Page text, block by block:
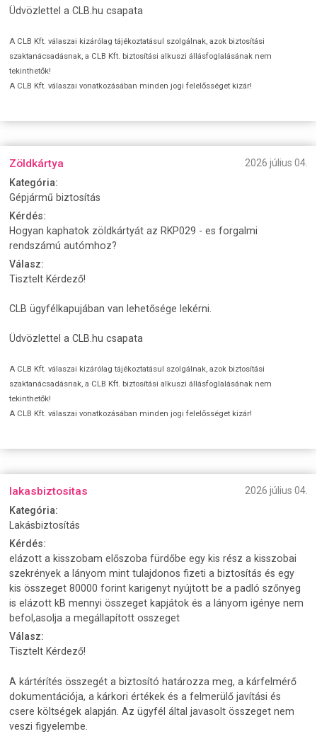
Üdvözlettel a CLB.hu csapata
A CLB Kft. válaszai kizárólag tájékoztatásul szolgálnak, azok biztosítási
szaktanácsadásnak, a CLB Kft. biztosítási alkuszi állásfoglalásának nem
tekinthetők!
A CLB Kft. válaszai vonatkozásában minden jogi felelősséget kizár!
Zöldkártya
2026 július 04.
Kategória:
Gépjármű biztosítás
Kérdés:
Hogyan kaphatok zöldkártyát az RKP029 - es forgalmi
rendszámú autómhoz?
Válasz:
Tisztelt Kérdező!
CLB ügyfélkapujában van lehetősége lekérni.
Üdvözlettel a CLB.hu csapata
A CLB Kft. válaszai kizárólag tájékoztatásul szolgálnak, azok biztosítási
szaktanácsadásnak, a CLB Kft. biztosítási alkuszi állásfoglalásának nem
tekinthetők!
A CLB Kft. válaszai vonatkozásában minden jogi felelősséget kizár!
lakasbiztositas
2026 július 04.
Kategória:
Lakásbiztosítás
Kérdés:
elázott a kisszobam előszoba fürdőbe egy kis rész a kisszobai
szekrények a lányom mint tulajdonos fizeti a biztosítás és egy
kis összeget 80000 forint karigenyt nyújtott be a padló szőnyeg
is elázott kB mennyi összeget kapjátok és a lányom igénye nem
befol,asolja a megállapított osszeget
Válasz:
Tisztelt Kérdező!
A kártérítés összegét a biztosító határozza meg, a kárfelmérő
dokumentációja, a kárkori értékek és a felmerülő javítási és
csere költségek alapján. Az ügyfél által javasolt összeget nem
veszi figyelembe.